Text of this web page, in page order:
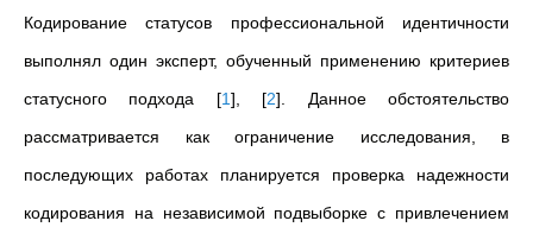
Кодирование статусов профессиональной идентичности
выполнял один эксперт, обученный применению критериев
статусного подхода [1] [2] . Данное обстоятельство
рассматривается как ограничение исследования, в
последующих работах планируется проверка надежности
кодирования на независимой подвыборке с привлечением